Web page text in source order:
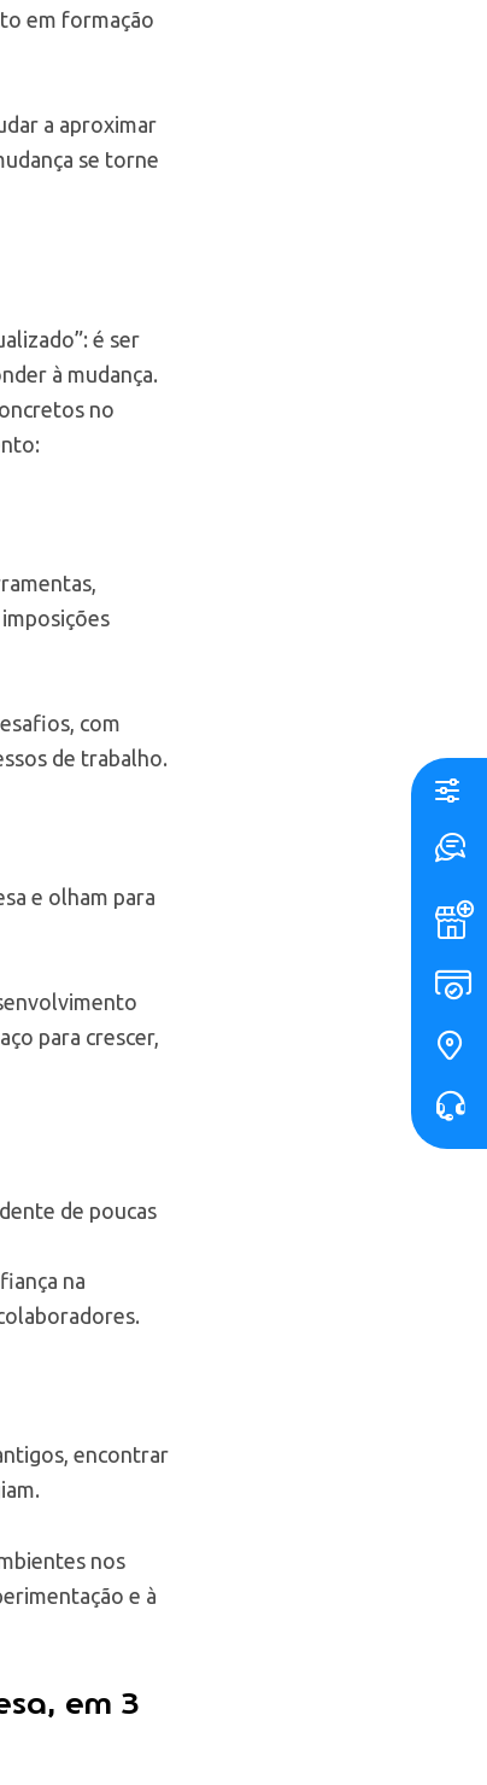
em formação
a aproximar
se torne
é ser
à mudança.
no
com
de trabalho.
e olham para
para crescer,
de poucas
na
encontrar
nos
e à
em 3